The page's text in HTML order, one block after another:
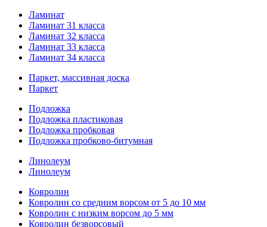
Ламинат
Ламинат 31 класса
Ламинат 32 класса
Ламинат 33 класса
Ламинат 34 класса
Паркет, массивная доска
Паркет
Подложка
Подложка пластиковая
Подложка пробковая
Подложка пробково-битумная
Линолеум
Линолеум
Ковролин
Ковролин со средним ворсом от 5 до 10 мм
Ковролин с низким ворсом до 5 мм
Ковролин безворсовый